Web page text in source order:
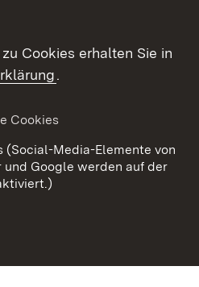
Datenschutz
Cookies
Cookies erhalten Sie in
.
Cookies
Media-Elemente von
Google werden auf der